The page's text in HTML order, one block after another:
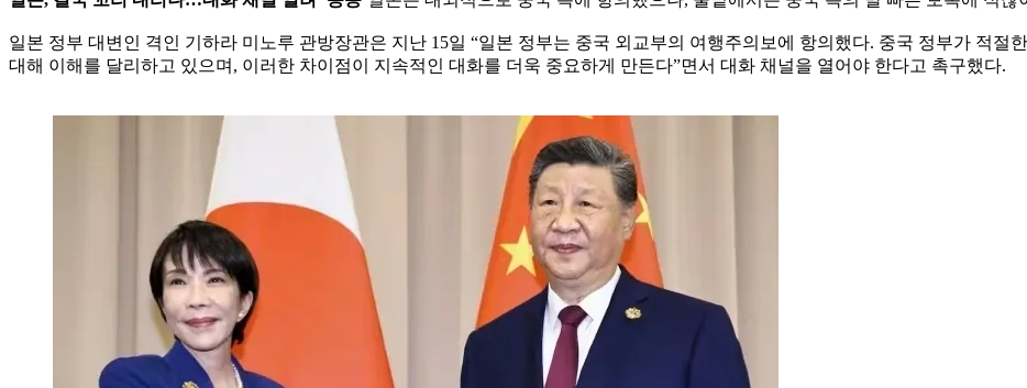
일본 정부 대변인 격인 기하라 미노루 관방장관은 지난 15일 “일본 정부는 중국 외교부의 여행주의보에 항의했다. 중국 정부가 적절
대해 이해를 달리하고 있으며, 이러한 차이점이 지속적인 대화를 더욱 중요하게 만든다”면서 대화 채널을 열어야 한다고 촉구했다.